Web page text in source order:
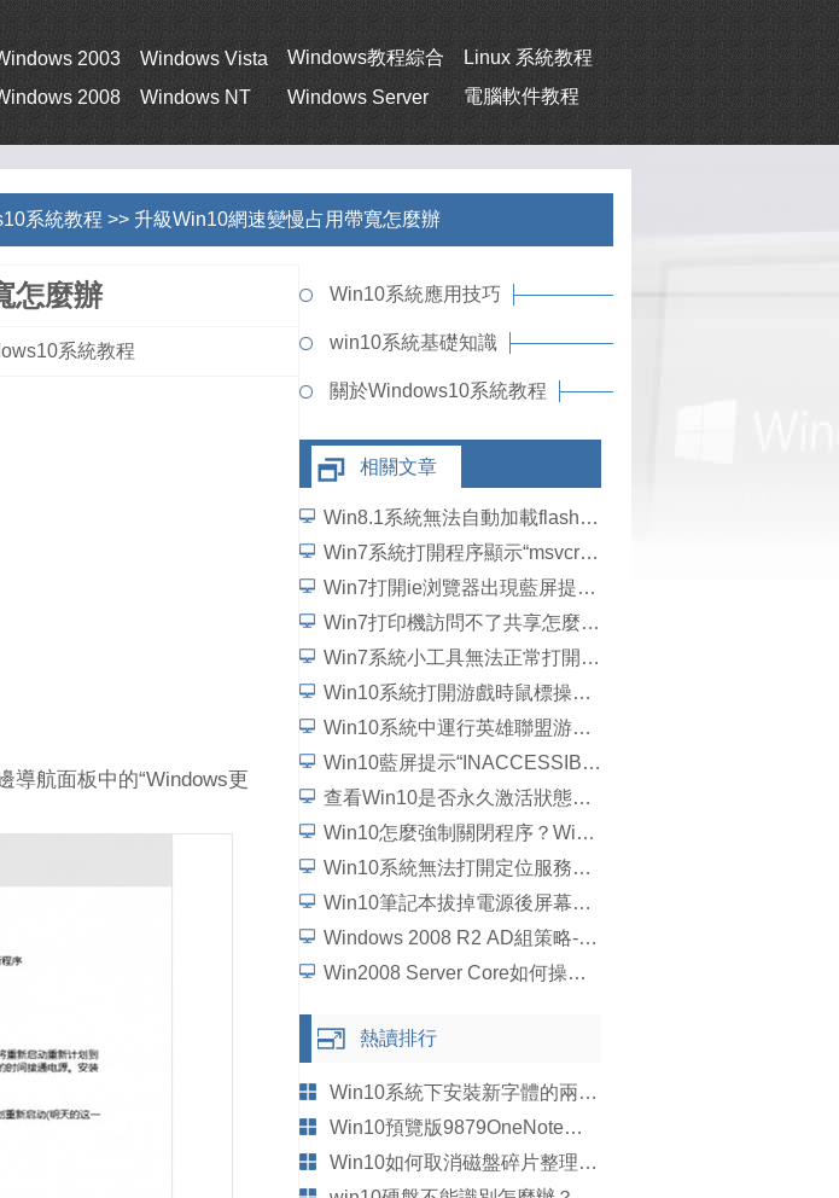
2003 Windows Vista Windows教程綜合
Linux 系統教程
2008 Windows NT Windows Server 電腦軟件教程
系統教程 >> 升級Win10網速變慢占用帶寬怎麼辦
怎麼辦
系統教程
導航面板中的“Windows更
Win10系統應用技巧
win10系統基礎知識
關於Windows10系統教程
相關文章
Win8.1系統無法自動加載flash插件如何解決？
Win7系統打開程序顯示“msvcrtd.dll丟失無法啟動程序”怎麼解決
Win7打開ie浏覽器出現藍屏提示“錯誤代碼c0000145”如何解決？
Win7打印機訪問不了共享怎麼辦？
Win7系統小工具無法正常打開如何解決？
Win10系統打開游戲時鼠標操作延遲了怎麼解決？
Win10系統中運行英雄聯盟游戲崩潰、閃退問題怎麼解決？
Win10藍屏提示“INACCESSIBLE_BOOT_DEVICE”怎麼處理？
查看Win10是否永久激活狀態的方法
Win10怎麼強制關閉程序？Win10強行關閉電腦程序的方法
Win10系統無法打開定位服務怎麼辦？
Win10筆記本拔掉電源後屏幕變暗如何解決？
Windows 2008 R2 AD組策略-統一域用戶桌面背景詳細圖文教程
Win2008 Server Core如何操作？5個步驟學會Win2008 Server Core操作
熱讀排行
Win10系統下安裝新字體的兩種方法
Win10預覽版9879OneNote、Mail和Reade無法更新的處理方法
Win10如何取消磁盤碎片整理計劃